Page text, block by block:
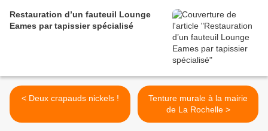
Restauration d’un fauteuil Lounge
Eames par tapissier spécialisé
< Deux crapauds nickels !
Tenture murale à la mairie
de La Rochelle >